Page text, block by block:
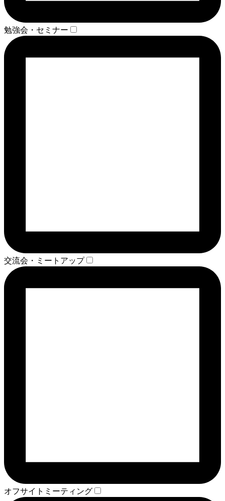
勉強会・セミナー
交流会・ミートアップ
オフサイトミーティング